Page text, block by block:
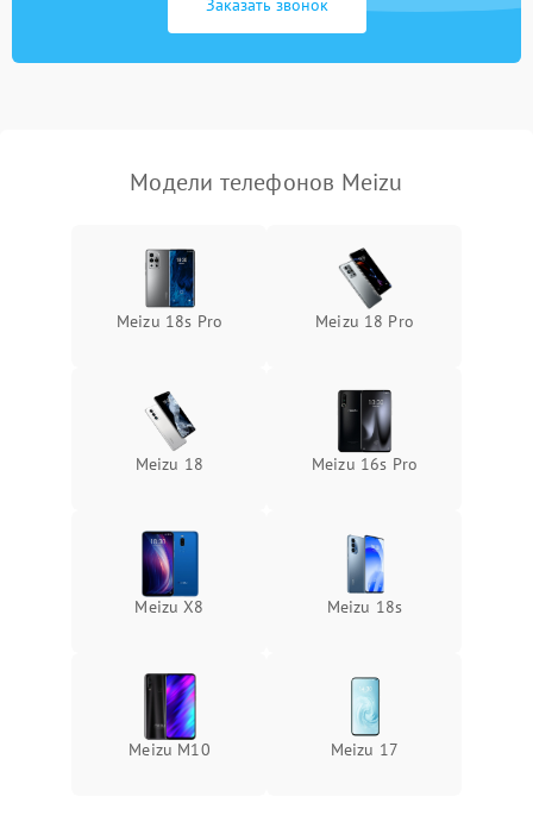
Заказать звонок
Модели телефонов Meizu
Meizu 18s Pro Meizu 18 Pro
Meizu 18 Meizu 16s Pro
Meizu X8 Meizu 18s
Meizu M10 Meizu 17